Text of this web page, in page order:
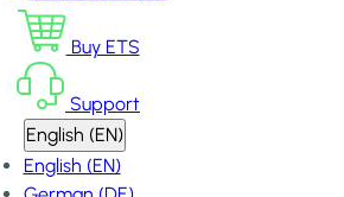
Buy ETS
Support
English (EN)
English (EN)